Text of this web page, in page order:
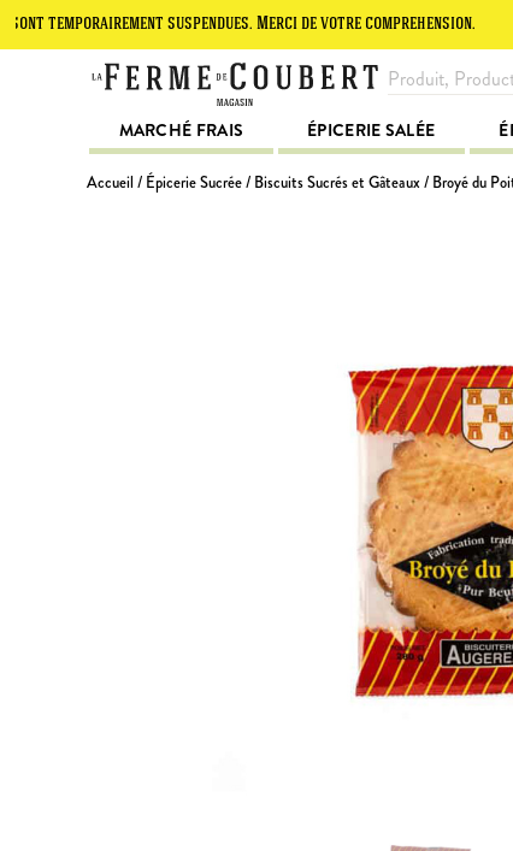
suspendues. Merci de votre compréhension. Le site
MARCHÉ FRAIS ÉPICERIE SALÉE
Accueil / Épicerie Sucrée/ Biscuits Sucrés et Gâteaux / Broyé du